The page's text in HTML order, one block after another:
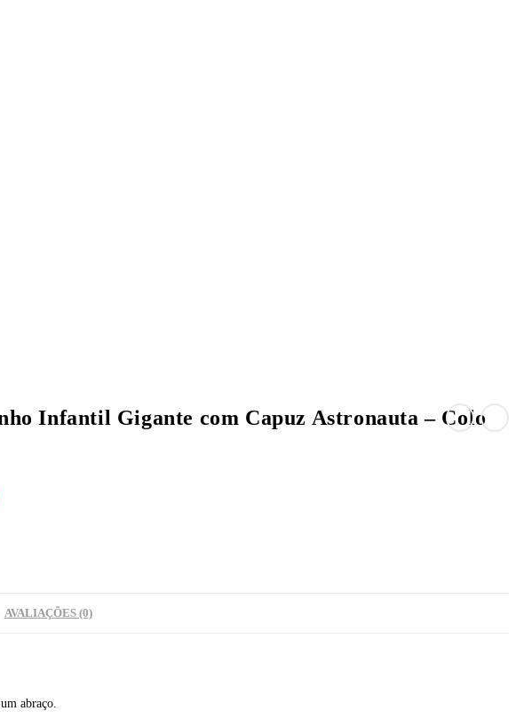
Infantil Gigante com Capuz Astronauta – Colo
AVALIAÇÕES (0)
abraço.